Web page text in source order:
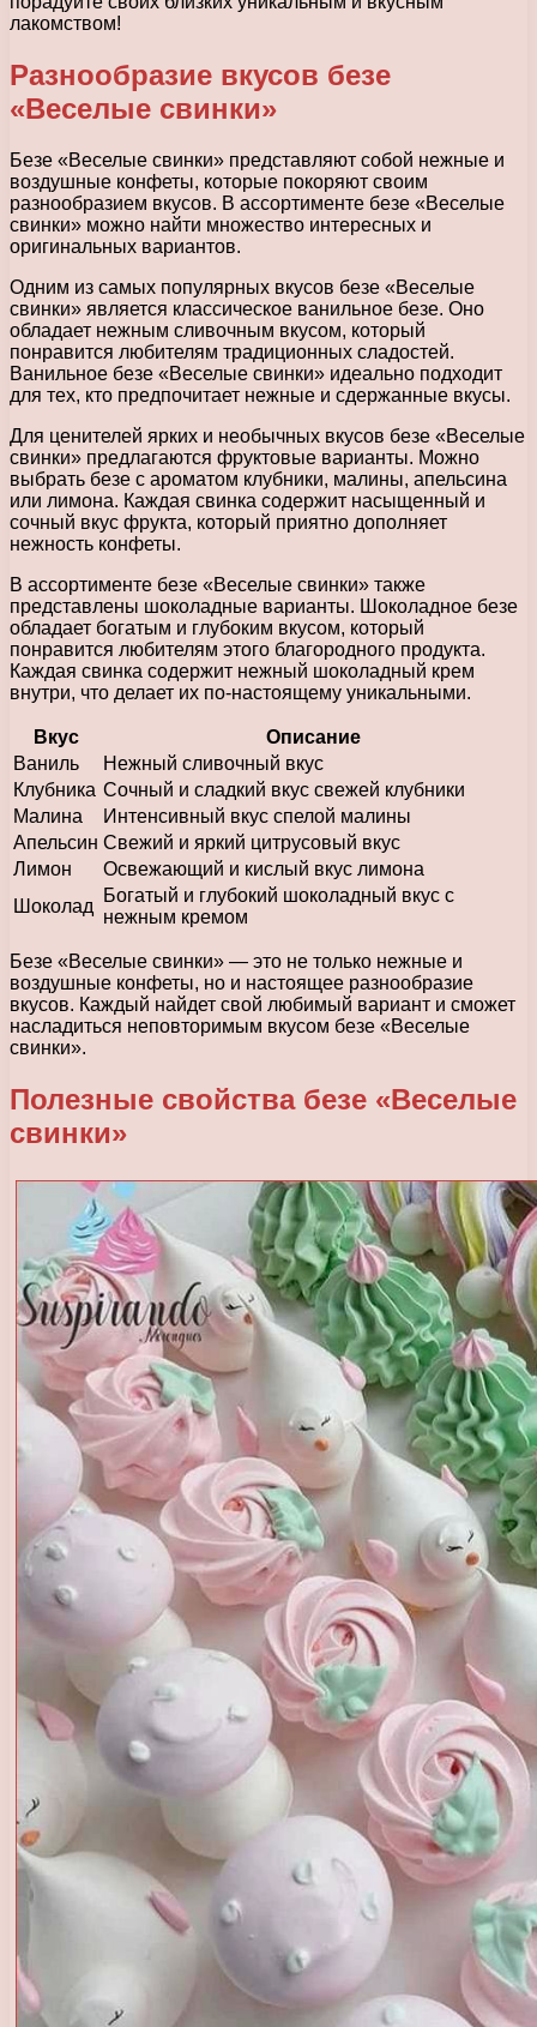
лакомством!
Разнообразие вкусов безе
«Веселые свинки»
Безе «Веселые свинки» представляют собой нежные и
воздушные конфеты, которые покоряют своим
разнообразием вкусов. В ассортименте безе «Веселые
свинки» можно найти множество интересных и
оригинальных вариантов.
Одним из самых популярных вкусов безе «Веселые
свинки» является классическое ванильное безе. Оно
обладает нежным сливочным вкусом, который
понравится любителям традиционных сладостей.
Ванильное безе «Веселые свинки» идеально подходит
для тех, кто предпочитает нежные и сдержанные вкусы.
Для ценителей ярких и необычных вкусов безе «Веселые
свинки» предлагаются фруктовые варианты. Можно
выбрать безе с ароматом клубники, малины, апельсина
или лимона. Каждая свинка содержит насыщенный и
сочный вкус фрукта, который приятно дополняет
нежность конфеты.
В ассортименте безе «Веселые свинки» также
представлены шоколадные варианты. Шоколадное безе
обладает богатым и глубоким вкусом, который
понравится любителям этого благородного продукта.
Каждая свинка содержит нежный шоколадный крем
внутри, что делает их по-настоящему уникальными.
Вкус
Описание
Ваниль
Нежный сливочный вкус
Клубника Сочный и сладкий вкус свежей клубники
Малина
Интенсивный вкус спелой малины
Апельсин Свежий и яркий цитрусовый вкус
Лимон
Освежающий и кислый вкус лимона
Шоколад
Богатый и глубокий шоколадный вкус с
нежным кремом
Безе «Веселые свинки» — это не только нежные и
воздушные конфеты, но и настоящее разнообразие
вкусов. Каждый найдет свой любимый вариант и сможет
насладиться неповторимым вкусом безе «Веселые
свинки».
Полезные свойства безе «Веселые
свинки»